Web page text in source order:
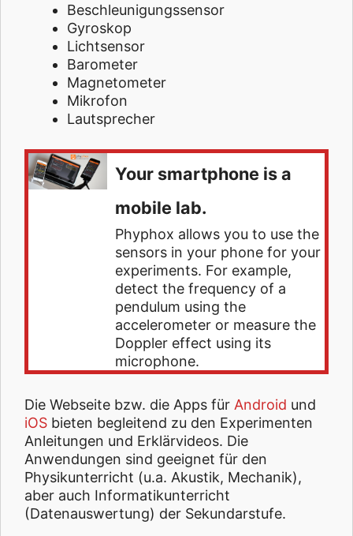
Beschleunigungssensor
Gyroskop
Lichtsensor
Barometer
Magnetometer
Mikrofon
Lautsprecher
Your smartphone is a
mobile lab.
Phyphox allows you to use the
sensors in your phone for your
experiments. For example,
detect the frequency of a
pendulum using the
accelerometer or measure the
Doppler effect using its
microphone.
Die Webseite bzw. die Apps für Android und
iOS bieten begleitend zu den Experimenten
Anleitungen und Erklärvideos. Die
Anwendungen sind geeignet für den
Physikunterricht (u.a. Akustik, Mechanik),
aber auch Informatikunterricht
(Datenauswertung) der Sekundarstufe.